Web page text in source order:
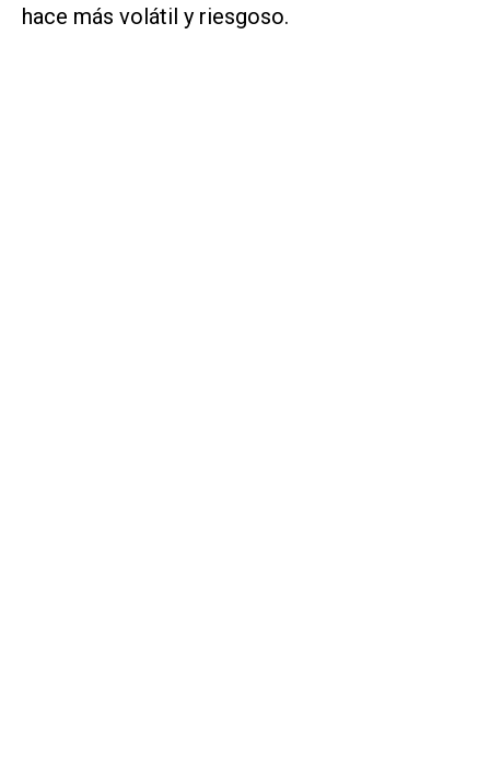
hace más volátil y riesgoso.